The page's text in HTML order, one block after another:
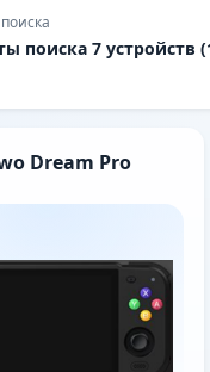
поиска 7 устройств
Dream Pro